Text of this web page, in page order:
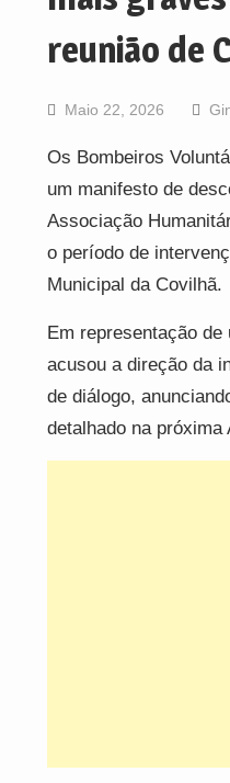
reunião de
Maio 22, 2026
Os Bombeiros
um manifesto de
Associação
o período de
Municipal da Covilhã.
Em representação
acusou a direção da
de diálogo,
detalhado na